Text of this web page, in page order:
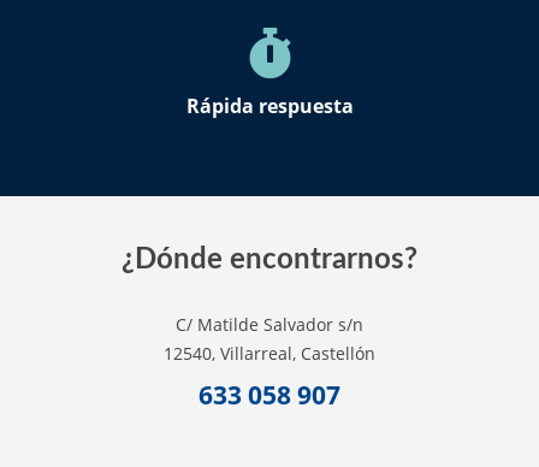
Rápida respuesta
¿Dónde encontrarnos?
C/ Matilde Salvador s/n
12540, Villarreal, Castellón
633 058 907